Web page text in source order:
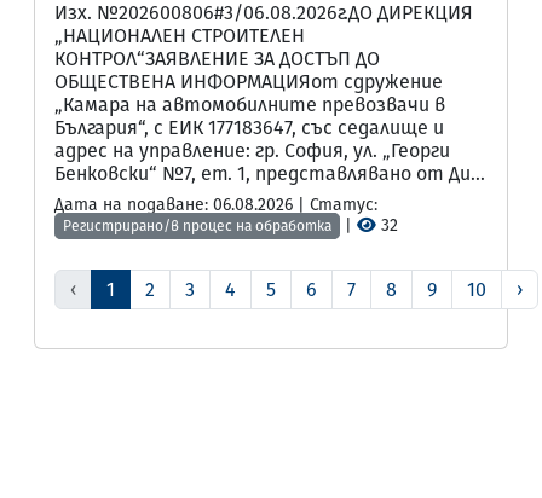
Изх. №202600806#3/06.08.2026г.ДО ДИРЕКЦИЯ
„НАЦИОНАЛЕН СТРОИТЕЛЕН
КОНТРОЛ“ЗАЯВЛЕНИЕ ЗА ДОСТЪП ДО
ОБЩЕСТВЕНА ИНФОРМАЦИЯот сдружение
„Камара на автомобилните превозвачи в
България“, с ЕИК 177183647, със седалище и
адрес на управление: гр. София, ул. „Георги
Бенковски“ №7, ет. 1, представлявано от Ди...
Дата на подаване: 06.08.2026 | Статус:
Регистрирано/в процес на обработка 32
‹ 1 2 3 4 5 6 7 8 9 10 ›